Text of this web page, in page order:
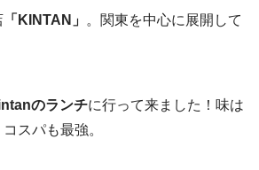
「KINTAN」 。関東を中心に展開して
のランチに行って来ました！味は
スパも最強。